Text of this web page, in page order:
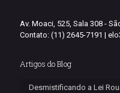
Av. Moaci, 525, Sala 308 -
Contato: (11) 2645-7191 |
Artigos do Blog
Desmistificando a Lei